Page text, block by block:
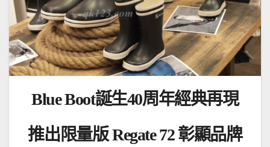
Blue Boot誕生40周年經典再現
推出限量版Regate 72彰顯品牌